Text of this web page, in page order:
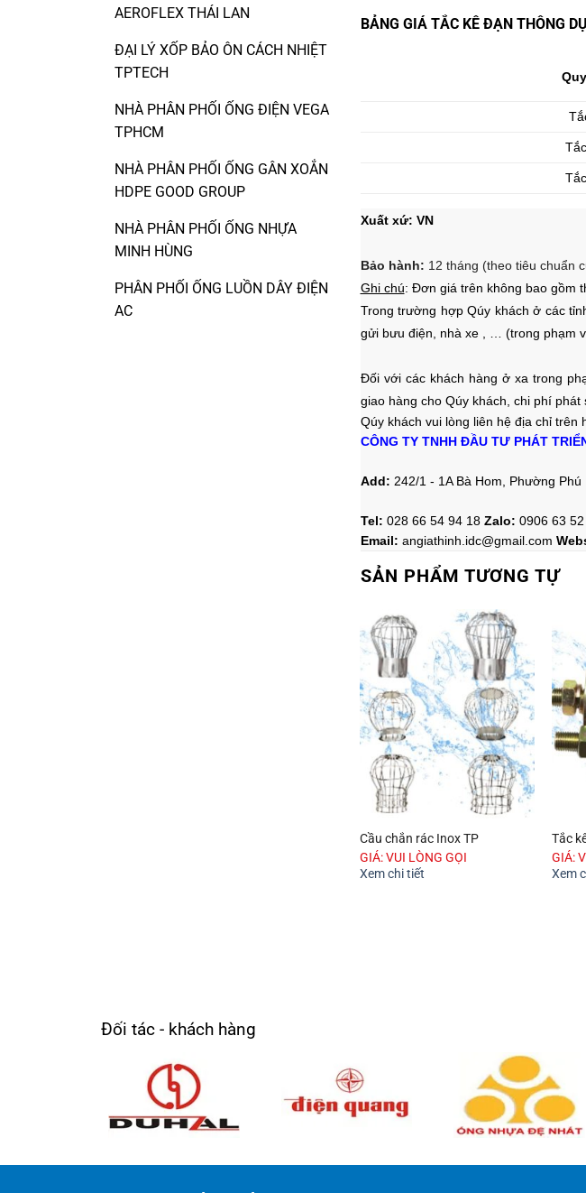
AEROFLEX THÁI LAN
ĐẠI LÝ XỐP BẢO ÔN CÁCH NHIỆT
TPTECH
NHÀ PHÂN PHỐI ỐNG ĐIỆN VEGA
TPHCM
NHÀ PHÂN PHỐI ỐNG GÂN XOẮN
HDPE GOOD GROUP
NHÀ PHÂN PHỐI ỐNG NHỰA
MINH HÙNG
PHÂN PHỐI ỐNG LUỒN DÂY ĐIỆN
AC
BẢNG GIÁ TẮC KÊ ĐẠN THÔNG
Xuất xứ: VN
Bảo hành: 12 tháng (theo tiêu chuẩn
Ghi chú: Đơn giá trên không bao gồm
Trong trường hợp Qúy khách ở các
gửi bưu điện, nhà xe , … (trong phạm
Đối với các khách hàng ở xa trong
giao hàng cho Qúy khách, chi phí
Qúy khách vui lòng liên hệ địa chỉ trên
CÔNG TY TNHH ĐẦU TƯ PHÁT
Add: 242/1 - 1A Bà Hom, Phường
Tel: 028 66 54 94 18 Zalo: 0906 63
Email: angiathinh.idc@gmail.com
SẢN PHẨM TƯƠNG TỰ
Cầu chắn rác Inox TP
GIÁ: VUI LÒNG GỌI
Xem chi tiết
Tắc
GIÁ:
Xem
Đối tác - khách hàng